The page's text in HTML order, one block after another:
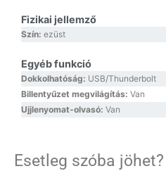
Fizikai jellemző
Szín: ezüst
Egyéb funkció
Dokkolhatóság: USB/Thunderbolt
Billentyűzet megvilágítás: Van
Ujjlenyomat-olvasó: Van
Esetleg szóba jöhet?